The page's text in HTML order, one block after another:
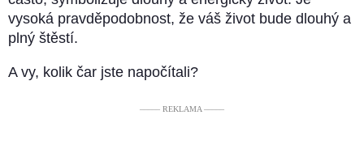
vysoká pravděpodobnost, že váš život bude dlouhý a
plný štěstí.
A vy, kolik čar jste napočítali?
––––– REKLAMA –––––